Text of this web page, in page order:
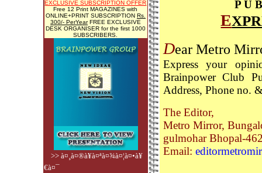
EXCLUSIVE SUBSCRIPTION OFFER
Free 12 Print MAGAZINES with
ONLINE+PRINT SUBSCRIPTION Rs.
300/- PerYearFREE EXCLUSIVE
DESK ORGANISER for the first 1000
SUBSCRIBERS.
>> à¤¸à¤®à¥à¤ªà¤¾à¤¦à¤•à¥
€à¤¯
P U
E
Dear Metro
Express your
Brainpower Club
Address, Phone no.
The Editor,
Metro Mirror,
gulmohar Bhopal-
Email: